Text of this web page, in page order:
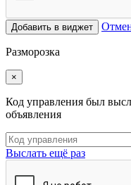
Добавить в виджет
Разморозка
×
Код управления был
объявления
Выслать ещё раз